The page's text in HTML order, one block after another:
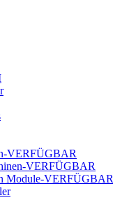
VERFÜGBAR
VERFÜGBAR
Module-VERFÜGBAR